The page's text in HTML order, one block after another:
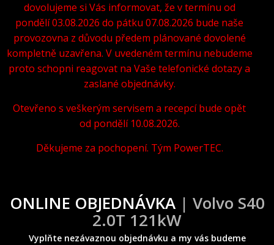
dovolujeme si Vás informovat, že v termínu od
pondělí 03.08.2026 do pátku 07.08.2026 bude naše
provozovna z důvodu předem plánované dovolené
kompletně uzavřena. V uvedeném termínu nebudeme
proto schopni reagovat na Vaše telefonické dotazy a
zaslané objednávky.
Otevřeno s veškerým servisem a recepcí bude opět
od pondělí 10.08.2026.
Děkujeme za pochopení. Tým PowerTEC.
ONLINE OBJEDNÁVKA| Volvo S40
2.0T 121kW
Vyplňte nezávaznou objednávku a my vás budeme